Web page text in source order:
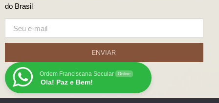
do Brasil
ENVIAR
Ordem Franciscana Secular Online
Ola! Paz e Bem!